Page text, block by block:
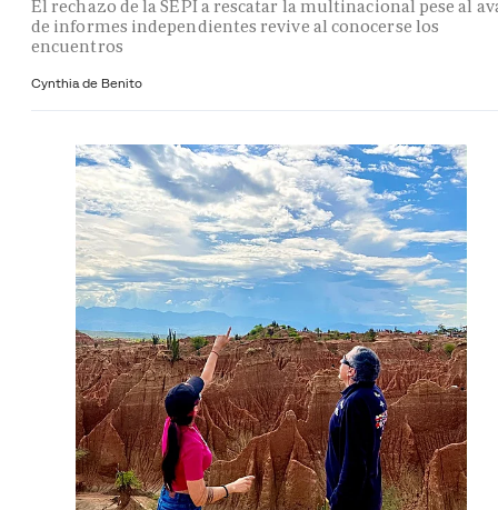
El rechazo de la SEPI a rescatar la multinacional pese al
de informes independientes revive al conocerse los
encuentros
Cynthia de Benito